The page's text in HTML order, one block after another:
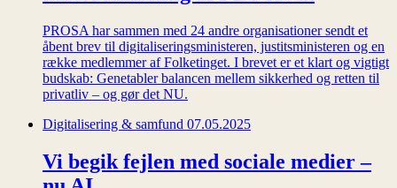
PROSA har sammen med 24 andre organisationer sendt et
åbent brev til digitaliseringsministeren, justitsministeren og en
række medlemmer af Folketinget. I brevet er et klart og vigtigt
budskab: Genetabler balancen mellem sikkerhed og retten til
privatliv – og gør det NU.
Digitalisering & samfund 07.05.2025
Vi begik fejlen med sociale medier –